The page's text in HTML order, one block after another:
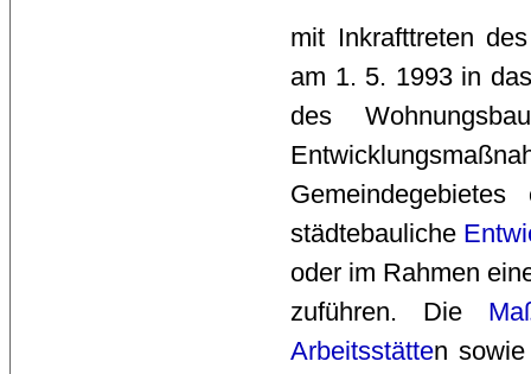
mit Inkrafttreten
am 1. 5. 1993 in
des
städtebauliche
oder im Rahmen
zuführen. Die
Arbeitsstätten